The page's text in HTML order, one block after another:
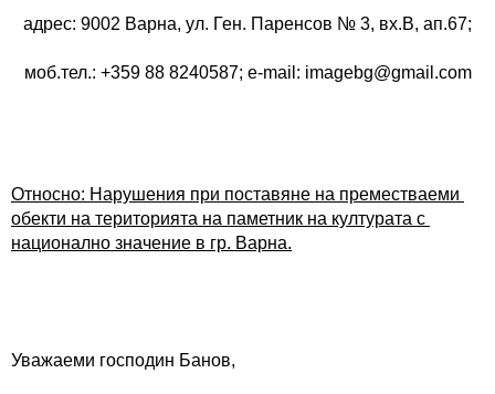
адрес: 9002 Варна, ул. Ген. Паренсов № 3, вх.В, ап.67;
моб.тел.: +359 88 8240587; e-mail: imagebg@gmail.com
Относно: Нарушения при поставяне на преместваеми
обекти на територията на паметник на културата с
национално значение в гр. Варна.
Уважаеми господин Банов,